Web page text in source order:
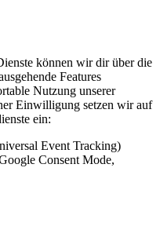
können wir dir über die
Features
Nutzung unserer
Einwilligung setzen wir auf
ein:
Event Tracking)
Consent Mode,